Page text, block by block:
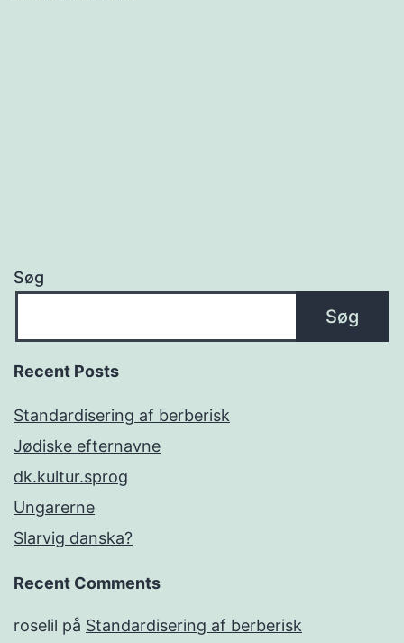
Søg
Søg
Recent Posts
Standardisering af berberisk
Jødiske efternavne
dk.kultur.sprog
Ungarerne
Slarvig danska?
Recent Comments
roselil på Standardisering af berberisk